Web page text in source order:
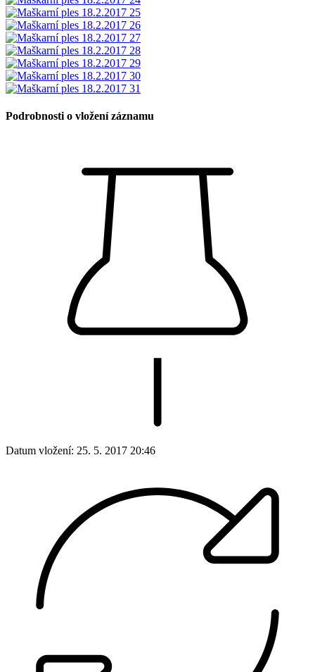
Podrobnosti o vložení záznamu
Datum vložení: 25. 5. 2017 20:46